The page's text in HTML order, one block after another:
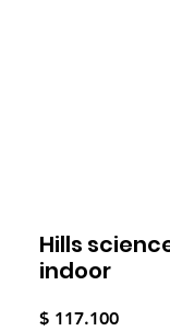
Hills
indoor
$ 117.100Precio